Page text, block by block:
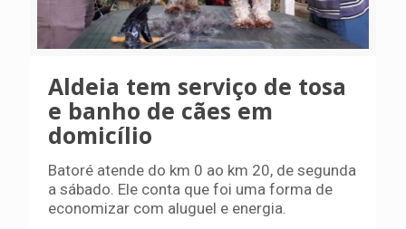
Aldeia tem serviço de tosa
e banho de cães em
domicílio
Batoré atende do km 0 ao km 20, de segunda
a sábado. Ele conta que foi uma forma de
economizar com aluguel e energia.